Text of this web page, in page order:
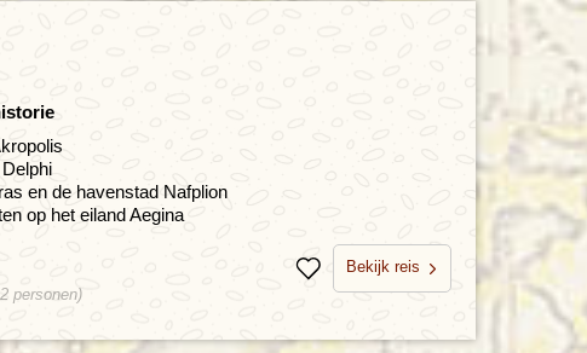
en de havenstad Nafplion
op het eiland Aegina
BewarenBekijk reis
personen)